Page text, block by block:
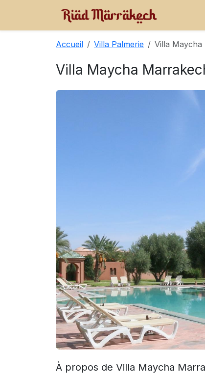
Accueil Villa Palmerie Villa
Villa Maycha
À propos de Villa Maycha